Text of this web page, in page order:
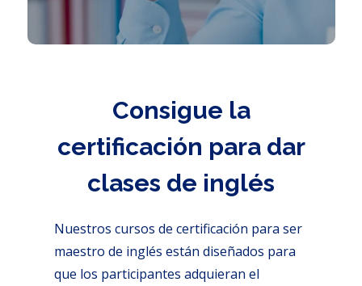
Consigue la
certificación para dar
clases de inglés
Nuestros cursos de certificación para ser
maestro de inglés están diseñados para
que los participantes adquieran el